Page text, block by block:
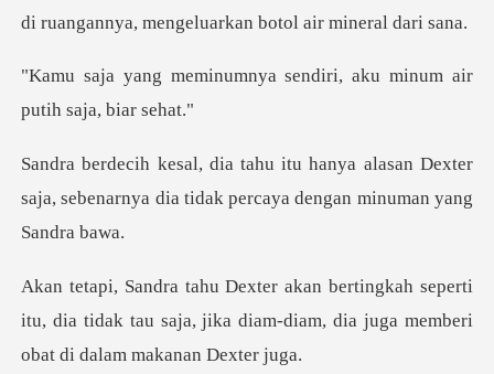
ya sendiri, aku minum ai
alasan Dexter
saja, sebenarnya dia tidak
eperti
itu, dia tidak tau saja, jika diam-diam, d